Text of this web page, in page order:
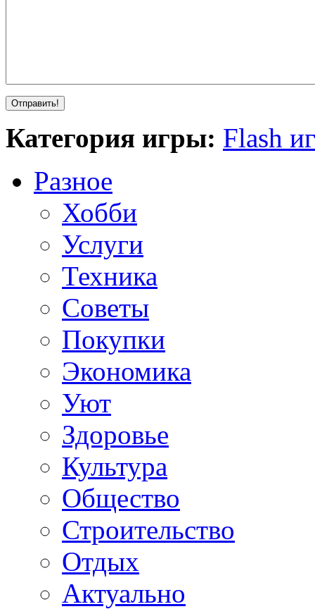
Категория игры: Flash
Разное
Хобби
Услуги
Техника
Советы
Покупки
Экономика
Уют
Здоровье
Культура
Общество
Строительство
Отдых
Актуально